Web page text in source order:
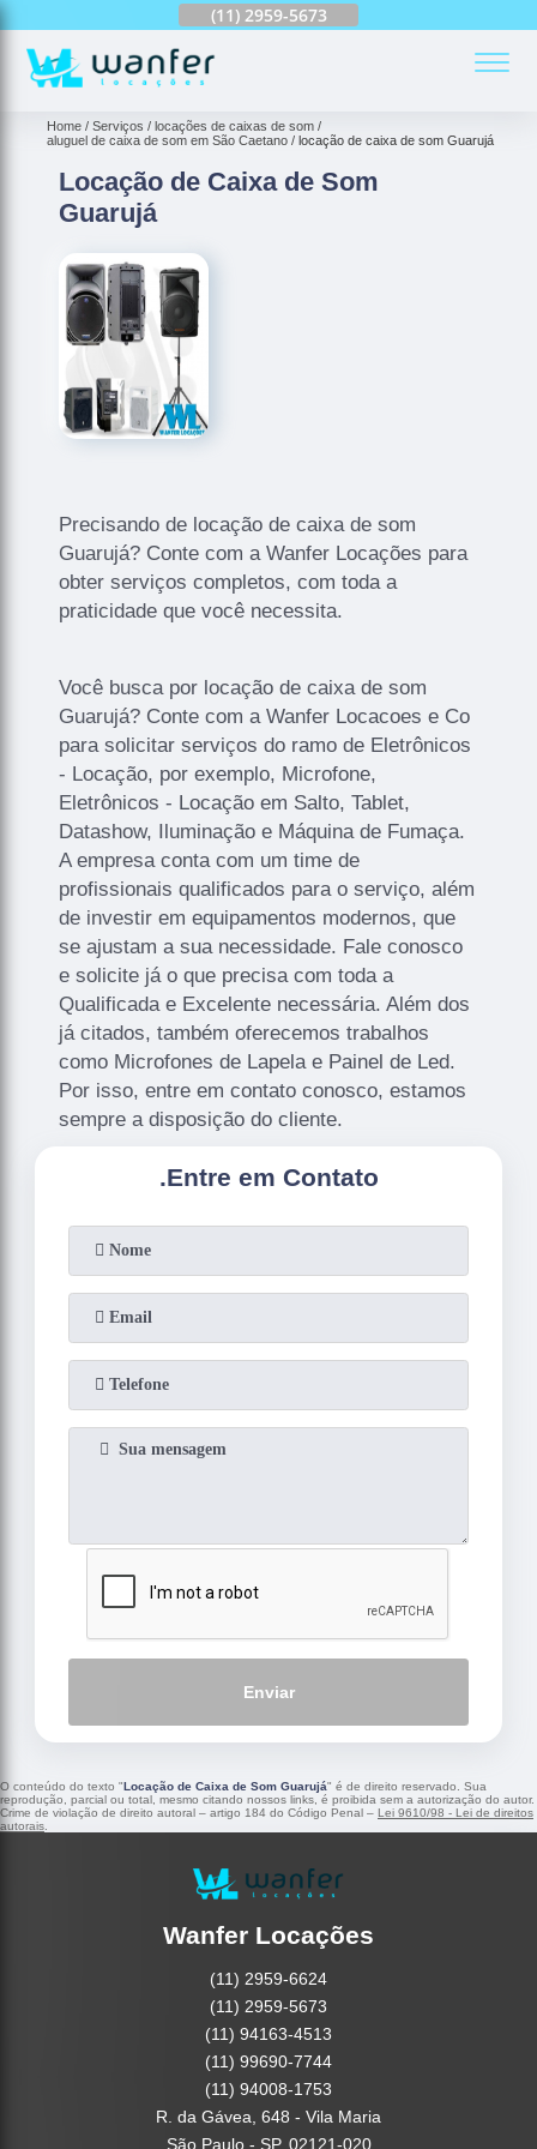
(11) 2959-5673
Home Serviços
locações de caixas de som
aluguel de caixa de som em São Caetano
locação de caixa de som Guarujá
Locação de Caixa de Som
Guarujá
Precisando de locação de caixa de som
Guarujá? Conte com a Wanfer Locações para
obter serviços completos, com toda a
praticidade que você necessita.
Você busca por locação de caixa de som
Guarujá? Conte com a Wanfer Locacoes e Co
para solicitar serviços do ramo de Eletrônicos
- Locação, por exemplo, Microfone,
Eletrônicos - Locação em Salto, Tablet,
Datashow, Iluminação e Máquina de Fumaça.
A empresa conta com um time de
profissionais qualificados para o serviço, além
de investir em equipamentos modernos, que
se ajustam a sua necessidade. Fale conosco
e solicite já o que precisa com toda a
Qualificada e Excelente necessária. Além dos
já citados, também oferecemos trabalhos
como Microfones de Lapela e Painel de Led.
Por isso, entre em contato conosco, estamos
sempre a disposição do cliente.
.Entre em Contato
Enviar
O conteúdo do texto "Locação de Caixa de Som Guarujá" é de direito reservado. Sua
reprodução, parcial ou total, mesmo citando nossos links, é proibida sem a autorização do autor.
Crime de violação de direito autoral – artigo 184 do Código Penal – Lei 9610/98 - Lei de direitos
autorais
Wanfer Locações
(11) 2959-6624
(11) 2959-5673
(11) 94163-4513
(11) 99690-7744
(11) 94008-1753
R. da Gávea, 648 - Vila Maria
São Paulo - SP, 02121-020